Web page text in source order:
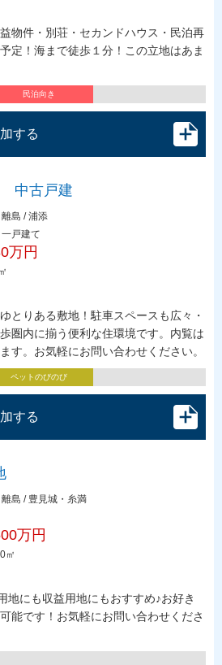
物件・別荘・セカンドハウス・民泊再
定！海まで徒歩１分！この立地はあま
民泊向き
する
中古戸建
島 / 浦添
戸建て
万円
とりある敷地！駐車スペースも広々・
圏内に揃う便利な住環境です。内覧は
す。お気軽にお問い合わせください。
ペットのびのび
する
島 / 豊見城・糸満
万円
㎡
地にも収益用地にもおすすめ♪お好き
能です！お気軽にお問い合わせくださ